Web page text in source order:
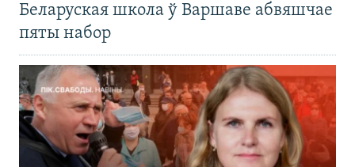
Беларуская школа ў Варшаве абвяшчае
пяты набор